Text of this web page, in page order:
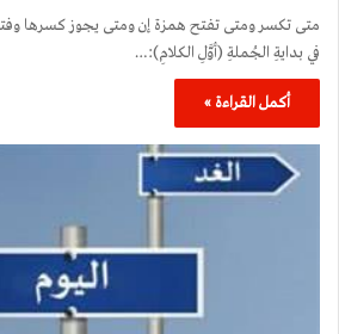
متى تكسر ومتى تفتح همزة إن ومتى يجوز كسرها
في بدايةِ الجُملةِ (أوَّلِ الكلامِ):…
أكمل القراءة »